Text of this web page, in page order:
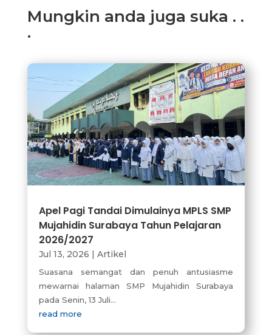
Mungkin anda juga suka . .
.
Apel Pagi Tandai Dimulainya MPLS SMP
Mujahidin Surabaya Tahun Pelajaran
2026/2027
Jul 13, 2026 Artikel
Suasana semangat dan penuh antusiasme
mewarnai halaman SMP Mujahidin Surabaya
pada Senin, 13 Juli...
read more